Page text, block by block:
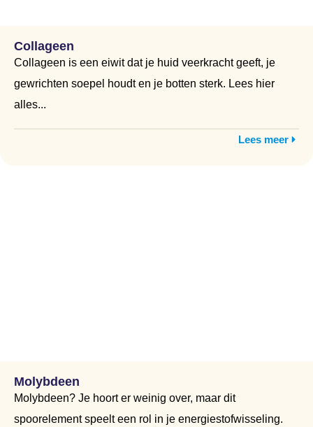
Collageen
Collageen is een eiwit dat je huid veerkracht geeft, je
gewrichten soepel houdt en je botten sterk. Lees hier
alles...
Lees meer
Molybdeen
Molybdeen? Je hoort er weinig over, maar dit
spoorelement speelt een rol in je energiestofwisseling.